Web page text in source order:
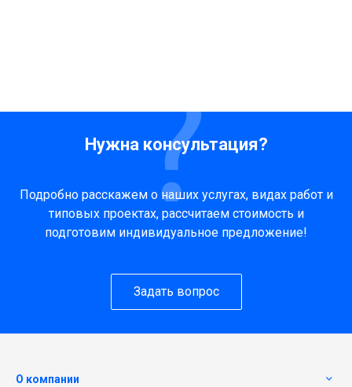
Нужна консультация?
Подробно расскажем о наших услугах, видах работ и
типовых проектах, рассчитаем стоимость и
подготовим индивидуальное предложение!
Задать вопрос
О компании